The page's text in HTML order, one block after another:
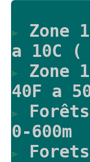
Zone
a 10C (
Zone
40F a
0-600m